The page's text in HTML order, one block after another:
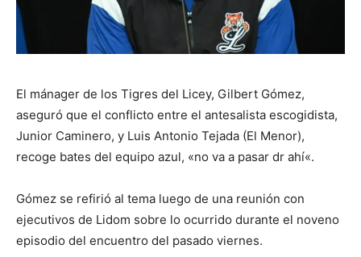
El mánager de los Tigres del Licey, Gilbert Gómez,
aseguró que el conflicto entre el antesalista escogidista,
Junior Caminero, y Luis Antonio Tejada (El Menor),
recoge bates del equipo azul, «no va a pasar dr ahí«.
Gómez se refirió al tema luego de una reunión con
ejecutivos de Lidom sobre lo ocurrido durante el noveno
episodio del encuentro del pasado viernes.